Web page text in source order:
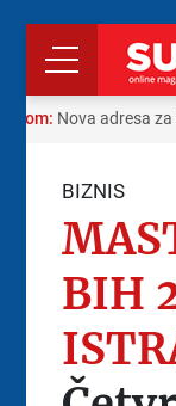
Nova adresa za
BIZNIS
BIH